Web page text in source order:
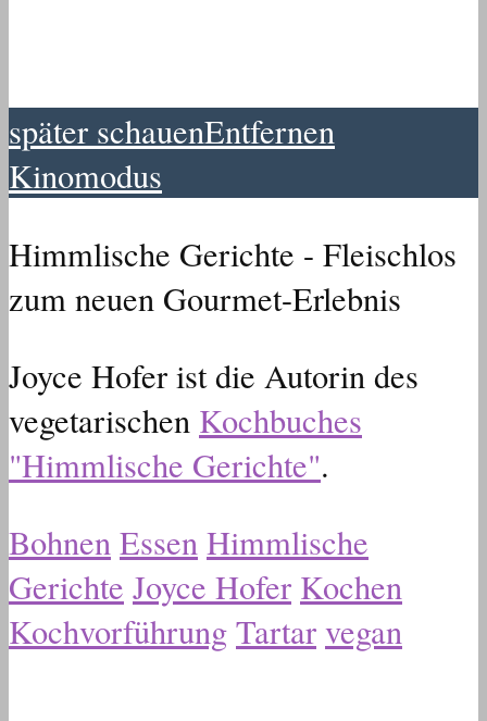
später schauenEntfernen
Kinomodus
Himmlische Gerichte - Fleischlos
zum neuen Gourmet-Erlebnis
Joyce Hofer ist die Autorin des
vegetarischen Kochbuches
"Himmlische Gerichte".
BohnenEssenHimmlische
Gerichte Joyce Hofer Kochen
KochvorführungTartarvegan